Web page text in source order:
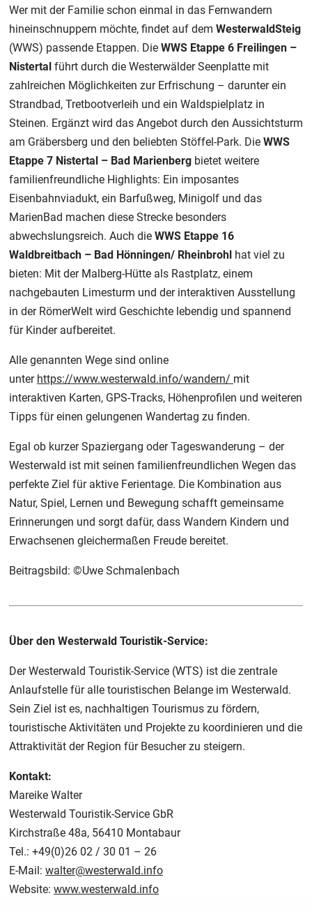
Wer mit der Familie schon einmal in das Fernwandern
hineinschnuppern möchte, findet auf dem WesterwaldSteig
(WWS) passende Etappen. Die WWS Etappe 6 Freilingen –
Nistertal führt durch die Westerwälder Seenplatte mit
zahlreichen Möglichkeiten zur Erfrischung – darunter ein
Strandbad, Tretbootverleih und ein Waldspielplatz in
Steinen. Ergänzt wird das Angebot durch den Aussichtsturm
am Gräbersberg und den beliebten Stöffel-Park. Die WWS
Etappe 7 Nistertal – Bad Marienberg bietet weitere
familienfreundliche Highlights: Ein imposantes
Eisenbahnviadukt, ein Barfußweg, Minigolf und das
MarienBad machen diese Strecke besonders
abwechslungsreich. Auch die WWS Etappe 16
Waldbreitbach – Bad Hönningen/ Rheinbrohl hat viel zu
bieten: Mit der Malberg-Hütte als Rastplatz, einem
nachgebauten Limesturm und der interaktiven Ausstellung
in der RömerWelt wird Geschichte lebendig und spannend
für Kinder aufbereitet.
Alle genannten Wege sind online
unter https://www.westerwald.info/wandern/ mit
interaktiven Karten, GPS-Tracks, Höhenprofilen und weiteren
Tipps für einen gelungenen Wandertag zu finden.
Egal ob kurzer Spaziergang oder Tageswanderung – der
Westerwald ist mit seinen familienfreundlichen Wegen das
perfekte Ziel für aktive Ferientage. Die Kombination aus
Natur, Spiel, Lernen und Bewegung schafft gemeinsame
Erinnerungen und sorgt dafür, dass Wandern Kindern und
Erwachsenen gleichermaßen Freude bereitet.
Beitragsbild: ©Uwe Schmalenbach
Über den Westerwald Touristik-Service:
Der Westerwald Touristik-Service (WTS) ist die zentrale
Anlaufstelle für alle touristischen Belange im Westerwald.
Sein Ziel ist es, nachhaltigen Tourismus zu fördern,
touristische Aktivitäten und Projekte zu koordinieren und die
Attraktivität der Region für Besucher zu steigern.
Kontakt:
Mareike Walter
Westerwald Touristik-Service GbR
Kirchstraße 48a, 56410 Montabaur
Tel.: +49(0)26 02 / 30 01 – 26
E-Mail: walter@westerwald.info
Website: www.westerwald.info